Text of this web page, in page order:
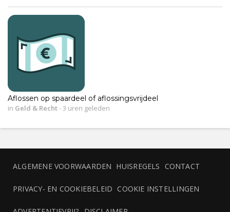
Aflossen op spaardeel of aflossingsvrijdeel
in Geld & Recht-3 uren geleden
ALGEMENE VOORWAARDEN HUISREGELS CONTACT
PRIVACY- EN COOKIEBELEID COOKIE INSTELLINGEN